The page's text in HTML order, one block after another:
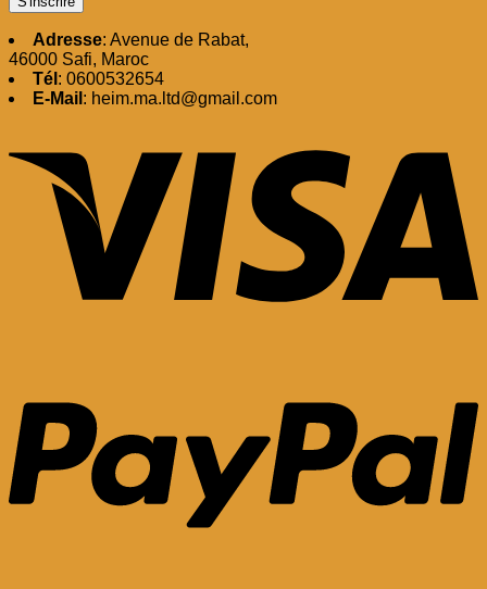
Adresse: Avenue de Rabat,
46000 Safi, Maroc
Tél : 0600532654
E-Mail : heim.ma.ltd@gmail.com